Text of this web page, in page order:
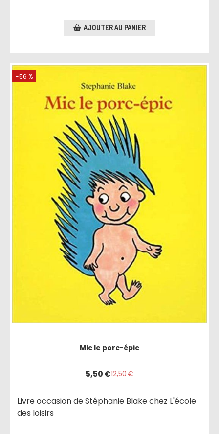
AJOUTER AU PANIER
-56 %
Mic le porc-épic
5,50€12,50€
Livre occasion de Stéphanie Blake chez L'école
des loisirs